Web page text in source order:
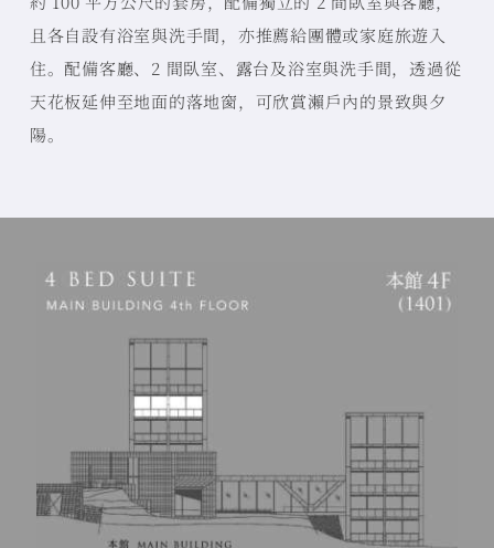
且各自設有浴室與洗手間，亦推薦給團體或家庭旅遊入
住。 配備客廳、2 間臥室、露台及浴室與洗手間，透過從
天花板延伸至地面的落地窗，可欣賞瀨戶內的景致與夕
陽。